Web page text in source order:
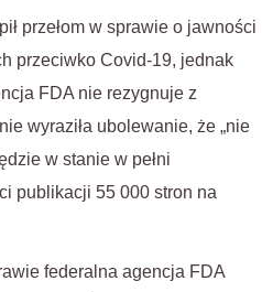
przełom w sprawie o jawności
przeciwko Covid-19, jednak
FDA nie rezygnuje z
wyraziła ubolewanie, że „nie
w stanie w pełni
publikacji 55 000 stron na
federalna agencja FDA